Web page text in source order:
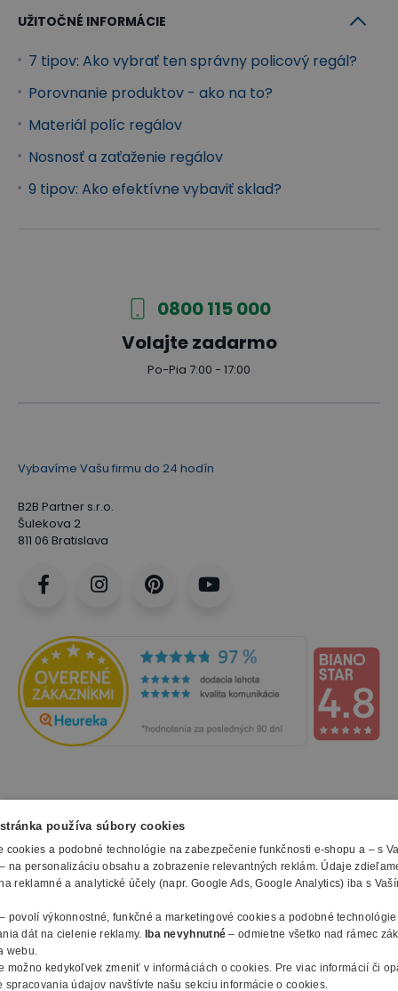
UŽITOČNÉ INFORMÁCIE
7 tipov: Ako vybrať ten správny policový regál?
Porovnanie produktov - ako na to?
Materiál políc regálov
Nosnosť a zaťaženie regálov
9 tipov: Ako efektívne vybaviť sklad?
0800 115 000
Volajte zadarmo
Po-Pia 7:00 - 17:00
Vybavíme Vašu firmu do 24 hodín
B2B Partner s.r.o.
Šulekova 2
811 06 Bratislava
NAKUPOVANIE
Všetko o nákupe
Obchodné podmienky
Spôsoby platby
Záruky, servis a reklamácie
Ochrana osobných údajov
SLUŽBY
Reklamačný formulár
E-procurement
Vlastná výroba nábytku
O FIRME
O nás
Kontakty
používa súbory cookies
cookies a podobné technológie na zabezpečenie funkčnosti e-shopu a – s
na personalizáciu obsahu a zobrazenie relevantných reklám. Údaje
reklamné a analytické účely (napr. Google Ads, Google Analytics) iba s
povolí výkonnostné, funkčné a marketingové cookies a podobné
dát na cielenie reklamy.
Iba nevyhnutné – odmietne všetko nad rámec
webu.
možno kedykoľvek zmeniť v informáciách o cookies. Pre viac informácií či
spracovania údajov navštívte našu sekciu informácie o cookies.